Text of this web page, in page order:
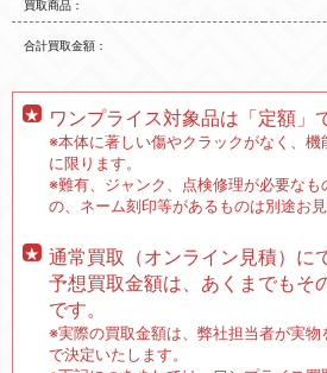
買取商品
合計買取金額
ワンプライス対象品は「定額」
※本体に著しい傷やクラックがなく、
に限ります。
※難有、ジャンク、点検修理が必要なも
の、ネーム刻印等があるものは別途お見
通常買取（オンライン見積）に
予想買取金額は、あくまでもそ
です。
※実際の買取金額は、弊社担当者が実
で決定いたします。